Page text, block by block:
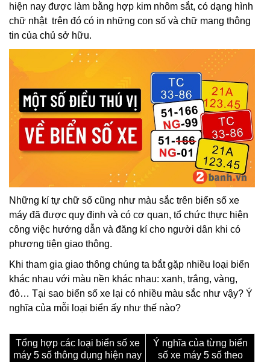
hiện nay được làm bằng hợp kim nhôm sắt, có dạng hình
chữ nhật trên đó có in những con số và chữ mang thông
tin của chủ sở hữu.
Những kí tự chữ số cũng như màu sắc trên biển số xe
máy đã được quy định và có cơ quan, tổ chức thực hiện
công việc hướng dẫn và đăng kí cho người dân khi có
phương tiện giao thông.
Khi tham gia giao thông chúng ta bắt gặp nhiều loại biển
khác nhau với màu nền khác nhau: xanh, trắng, vàng,
đỏ… Tại sao biển số xe lại có nhiều màu sắc như vậy? Ý
nghĩa của mỗi loại biển ấy như thế nào?
Tổng hợp các loại biển số xe
máy 5 số thông dụng hiện nay
Ý nghĩa của từng biển
số xe máy 5 số theo